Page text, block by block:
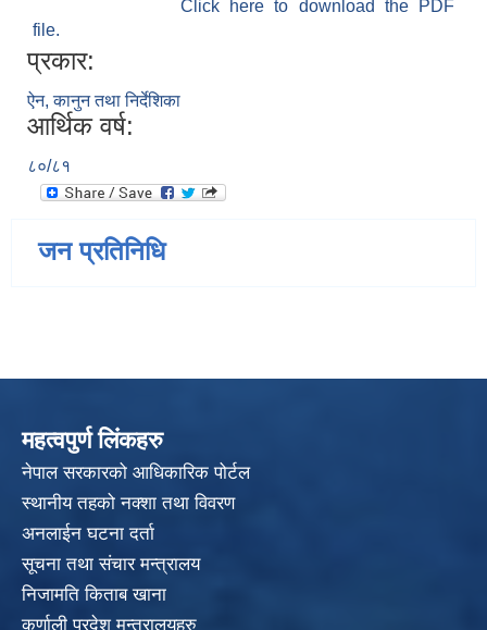
Click here to download the PDF
file.
प्रकार:
ऐन, कानुन तथा निर्देशिका
आर्थिक वर्ष:
८०/८१
जन प्रतिनिधि
महत्वपुर्ण लिंकहरु
नेपाल सरकारको आधिकारिक पोर्टल
स्थानीय तहको नक्शा तथा विवरण
अनलाईन घटना दर्ता
सूचना तथा संचार मन्त्रालय
निजामति किताब खाना
कर्णाली प्रदेश मन्त्रालयहरु